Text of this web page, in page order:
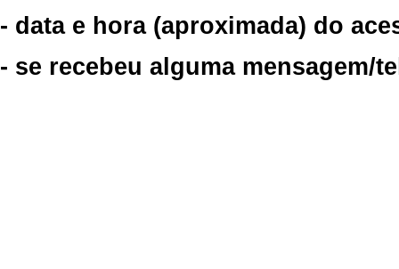
- data e hora (aproximada) do
- se recebeu alguma mensagem/